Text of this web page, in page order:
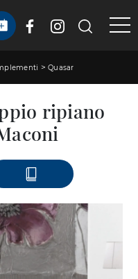
> Quasar
ripiano